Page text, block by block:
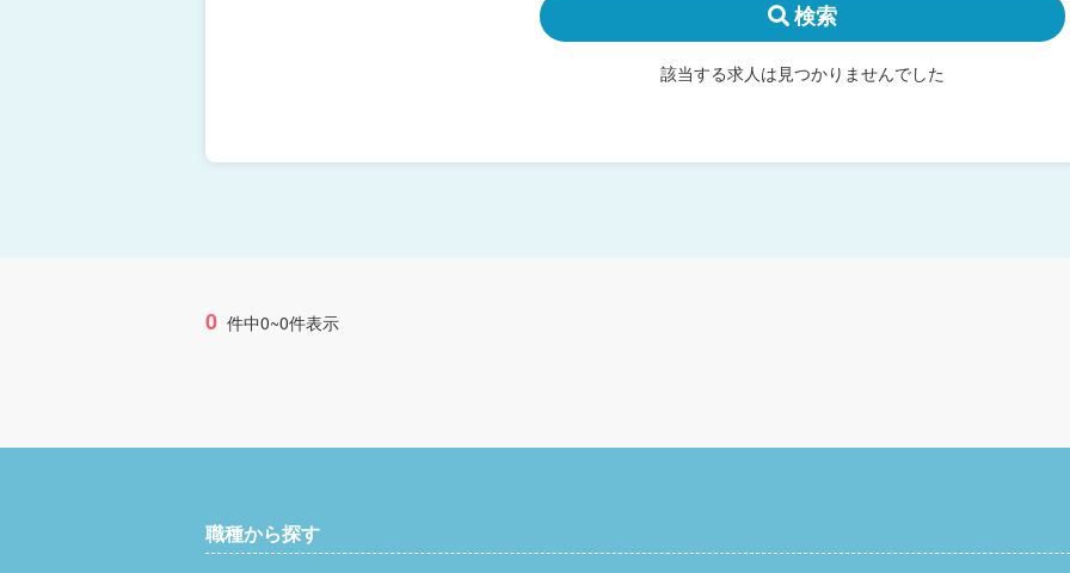
検索
該当する求人は見つかりませんでした
0 件中0~0件表示
職種から探す